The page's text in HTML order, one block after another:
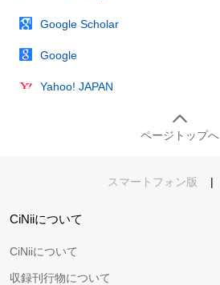
Google Scholar
Google
Yahoo! JAPAN
ページトップへ
スマートフォン版 |
CiNiiについて
CiNiiについて
収録刊行物について